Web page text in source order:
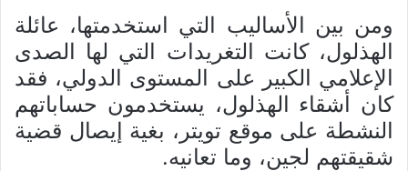
ومن بين الأساليب التي استخدمتها، عائلة
الهذلول، كانت التغريدات التي لها الصدى
الإعلامي الكبير على المستوى الدولي، فقد
كان أشقاء الهذلول، يستخدمون حساباتهم
النشطة على موقع تويتر، بغية إيصال قضية
شقيقتهم لجين، وما تعانيه.